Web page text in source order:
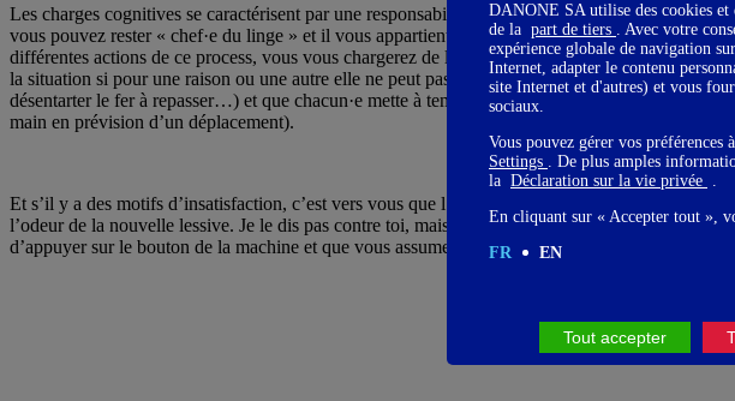
Les charges cognitives se caractérisent par une responsabilité de fait sur le bon déroulement
vous pouvez rester « chef·e du linge » et il vous appartient de prendre toutes les dispositions
différentes actions de ce process, vous vous chargerez de la recruter et d’effectuer les
la situation si pour une raison ou une autre elle ne peut pas remplir sa mission. Il vous faudra
désentarter le fer à repasser…) et que chacun·e mette à temps dans le panier ses chaussettes
main en prévision d’un déplacement).
Et s’il y a des motifs d’insatisfaction, c’est vers vous que l’on se tournera : « Je ne trouve
l’odeur de la nouvelle lessive. Je le dis pas contre toi, mais je le dis quand même ». Bref,
d’appuyer sur le bouton de la machine et que vous assumez votre complète ignorance en matière
DANONE SA utilise des cookies et
de la part de tiers . Avec votre
expérience globale de navigation
Internet, adapter le contenu
site Internet et d'autres) et vous
sociaux.
Vous pouvez gérer vos
Settings . De plus amples
la Déclaration sur la vie privée .
En cliquant sur « Accepter tout »,
FR
EN
Tout accepter